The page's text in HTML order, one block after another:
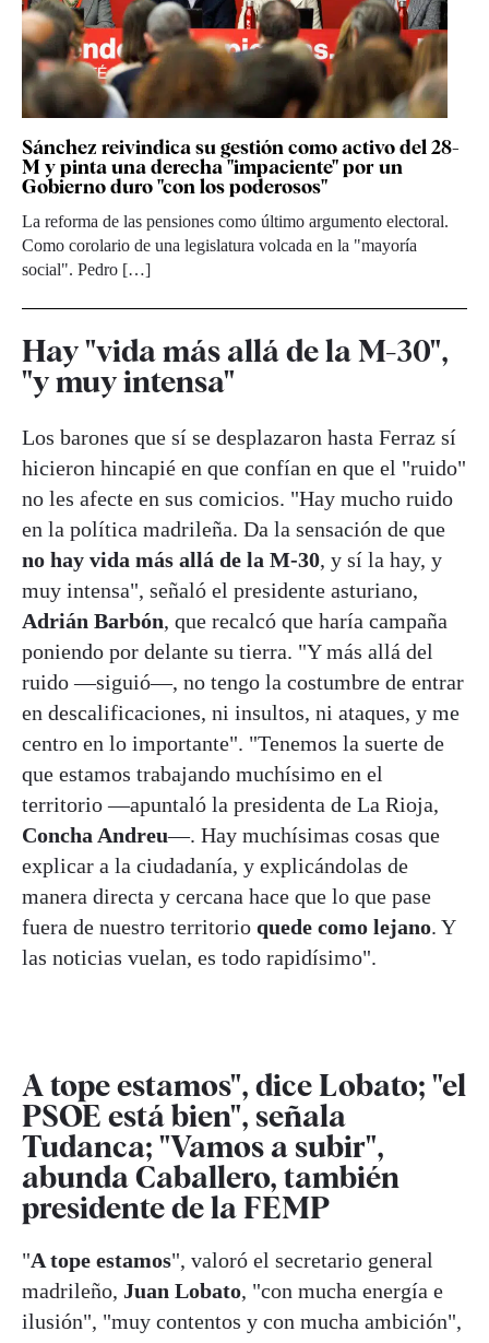
Sánchez reivindica su gestión como activo del 28-
M y pinta una derecha "impaciente" por un
Gobierno duro "con los poderosos"
La reforma de las pensiones como último argumento electoral.
Como corolario de una legislatura volcada en la "mayoría
social". Pedro […]
Hay "vida más allá de la M-30",
"y muy intensa"
Los barones que sí se desplazaron hasta Ferraz sí
hicieron hincapié en que confían en que el "ruido"
no les afecte en sus comicios. "Hay mucho ruido
en la política madrileña. Da la sensación de que
no hay vida más allá de la M-30, y sí la hay, y
muy intensa", señaló el presidente asturiano,
Adrián Barbón, que recalcó que haría campaña
poniendo por delante su tierra. "Y más allá del
ruido —siguió—, no tengo la costumbre de entrar
en descalificaciones, ni insultos, ni ataques, y me
centro en lo importante". "Tenemos la suerte de
que estamos trabajando muchísimo en el
territorio —apuntaló la presidenta de La Rioja,
Concha Andreu—. Hay muchísimas cosas que
explicar a la ciudadanía, y explicándolas de
manera directa y cercana hace que lo que pase
fuera de nuestro territorio quede como lejano. Y
las noticias vuelan, es todo rapidísimo".
A tope estamos", dice Lobato; "el
PSOE está bien", señala
Tudanca; "Vamos a subir",
abunda Caballero, también
presidente de la FEMP
"A tope estamos", valoró el secretario general
madrileño, Juan Lobato, "con mucha energía e
ilusión", "muy contentos y con mucha ambición",